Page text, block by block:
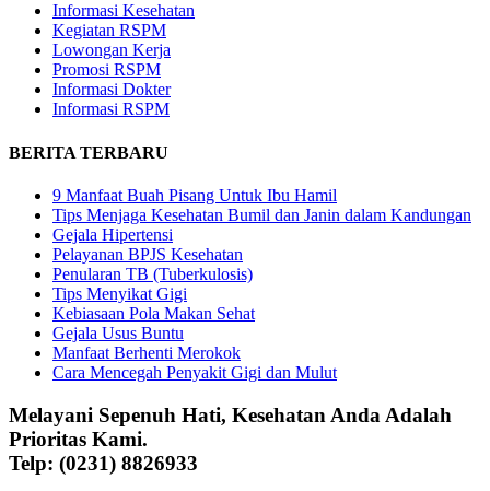
Informasi Kesehatan
Kegiatan RSPM
Lowongan Kerja
Promosi RSPM
Informasi Dokter
Informasi RSPM
BERITA TERBARU
9 Manfaat Buah Pisang Untuk Ibu Hamil
Tips Menjaga Kesehatan Bumil dan Janin dalam Kandungan
Gejala Hipertensi
Pelayanan BPJS Kesehatan
Penularan TB (Tuberkulosis)
Tips Menyikat Gigi
Kebiasaan Pola Makan Sehat
Gejala Usus Buntu
Manfaat Berhenti Merokok
Cara Mencegah Penyakit Gigi dan Mulut
Melayani Sepenuh Hati, Kesehatan Anda Adalah
Prioritas Kami.
Telp: (0231) 8826933